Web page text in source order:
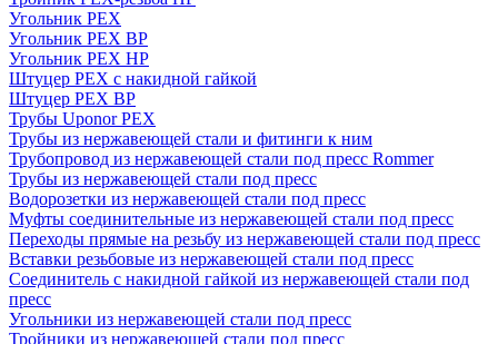
Угольник PEX
Угольник PEX ВР
Угольник PEX НР
Штуцер PEX c накидной гайкой
Штуцер PEX ВР
Трубы Uponor PEX
Трубы из нержавеющей стали и фитинги к ним
Трубопровод из нержавеющей стали под пресс Rommer
Трубы из нержавеющей стали под пресс
Водорозетки из нержавеющей стали под пресс
Муфты соединительные из нержавеющей стали под пресс
Переходы прямые на резьбу из нержавеющей стали под пресс
Вставки резьбовые из нержавеющей стали под пресс
Соединитель с накидной гайкой из нержавеющей стали под
пресс
Угольники из нержавеющей стали под пресс
Тройники из нержавеющей стали под пресс